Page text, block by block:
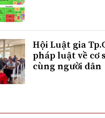
Hội Luật gia
pháp luật về cơ
cùng người dân